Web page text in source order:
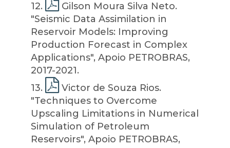
12.
Gilson Moura Silva Neto.
"Seismic Data Assimilation in
Reservoir Models: Improving
Production Forecast in Complex
Applications", Apoio PETROBRAS,
2017-2021.
13.
Victor de Souza Rios.
"Techniques to Overcome
Upscaling Limitations in Numerical
Simulation of Petroleum
Reservoirs", Apoio PETROBRAS,